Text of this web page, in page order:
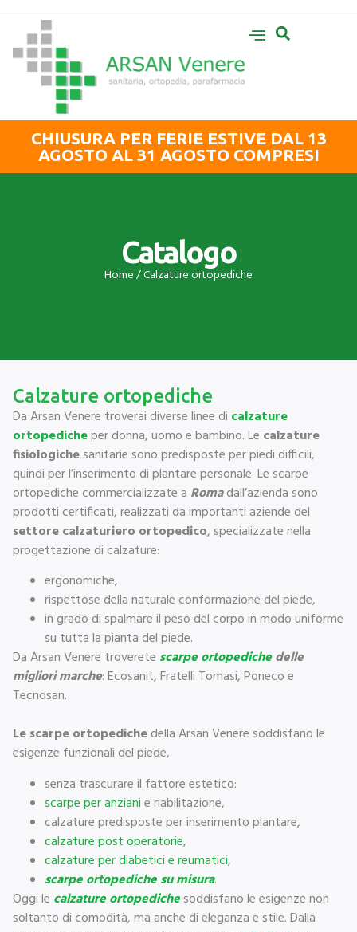
CHIUSURA PER FERIE ESTIVE DAL 13
AGOSTO AL 31 AGOSTO COMPRESI
Catalogo
Home/ Calzature ortopediche
Calzature ortopediche
Da Arsan Venere troverai diverse linee di calzature
ortopedicheper donna, uomo e bambino. Le calzature
fisiologichesanitarie sono predisposte per piedi difficili,
quindi per l’inserimento di plantare personale. Le scarpe
ortopediche commercializzate a Romadall’azienda sono
prodotti certificati, realizzati da importanti aziende del
settore calzaturiero ortopedico, specializzate nella
progettazione di calzature:
ergonomiche,
rispettose della naturale conformazione del piede,
in grado di spalmare il peso del corpo in modo uniforme
su tutta la pianta del piede.
Da Arsan Venere troverete scarpe ortopedichedelle
migliori marche: Ecosanit, Fratelli Tomasi, Poneco e
Tecnosan.
Le scarpe ortopedichedella Arsan Venere soddisfano le
esigenze funzionali del piede,
senza trascurare il fattore estetico:
scarpe per anzianie riabilitazione,
calzature predisposte per inserimento plantare,
calzature post operatorie,
calzature per diabetici e reumatici,
scarpe ortopediche su misura.
Oggi le calzature ortopedichesoddisfano le esigenze non
soltanto di comodità, ma anche di eleganza e stile. Dalla